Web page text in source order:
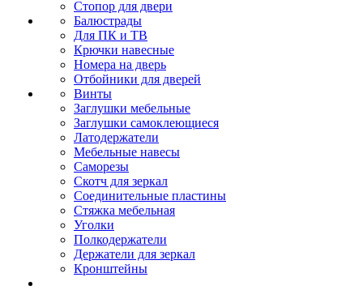
Стопор для двери
Балюстрады
Для ПК и ТВ
Крючки навесные
Номера на дверь
Отбойники для дверей
Винты
Заглушки мебельные
Заглушки самоклеющиеся
Латодержатели
Мебельные навесы
Саморезы
Скотч для зеркал
Соединительные пластины
Стяжка мебельная
Уголки
Полкодержатели
Держатели для зеркал
Кронштейны